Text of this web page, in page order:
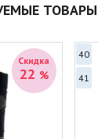
ТОВАРЫ
Скидка
22 %
40
41